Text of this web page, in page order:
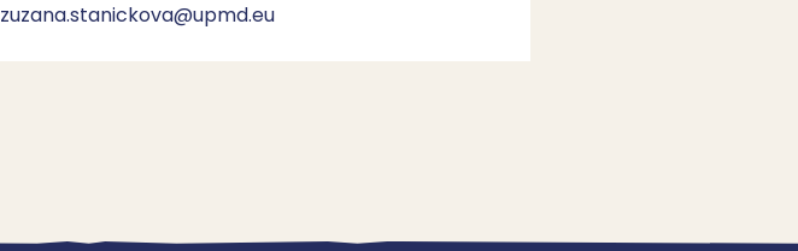
zuzana.stanickova@upmd.eu